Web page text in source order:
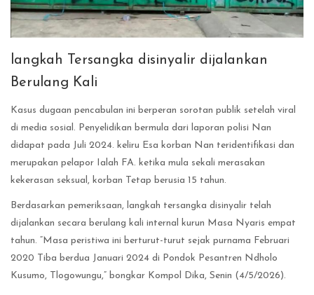
langkah Tersangka disinyalir dijalankan
Berulang Kali
Kasus dugaan pencabulan ini berperan sorotan publik setelah viral
di media sosial. Penyelidikan bermula dari laporan polisi Nan
didapat pada Juli 2024. keliru Esa korban Nan teridentifikasi dan
merupakan pelapor Ialah FA. ketika mula sekali merasakan
kekerasan seksual, korban Tetap berusia 15 tahun.
Berdasarkan pemeriksaan, langkah tersangka disinyalir telah
dijalankan secara berulang kali internal kurun Masa Nyaris empat
tahun. “Masa peristiwa ini berturut-turut sejak purnama Februari
2020 Tiba berdua Januari 2024 di Pondok Pesantren Ndholo
Kusumo, Tlogowungu,” bongkar Kompol Dika, Senin (4/5/2026).